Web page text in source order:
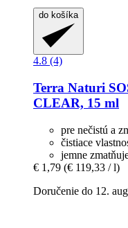
do košíka
4.8 (4)
Terra Naturi
CLEAR, 15 ml
pre nečistú a
čistiace
jemne
€ 1,79 (€ 119,33 / l)
Doručenie do 12.